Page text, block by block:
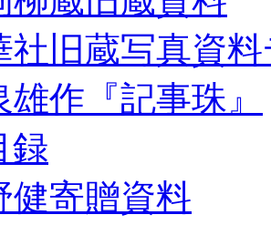
社旧蔵写真資
雄作『記事珠』
録
健寄贈資料